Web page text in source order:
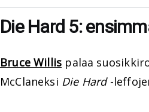
Die Hard 5:
Bruce Willis palaa
McClaneksi Die Hard-